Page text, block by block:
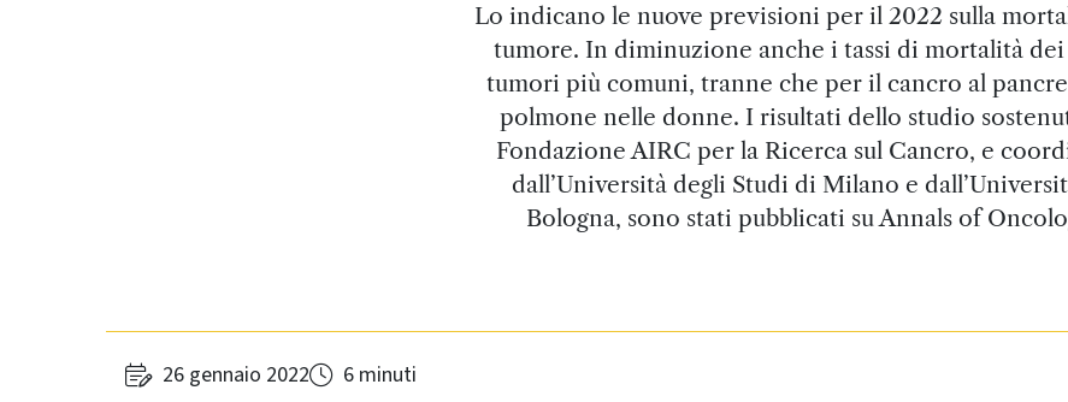
Lo indicano le nuove previsioni per il 2022 sulla
tumore. In diminuzione anche i tassi di mortalità
tumori più comuni, tranne che per il cancro al
polmone nelle donne. I risultati dello studio
Fondazione AIRC per la Ricerca sul Cancro, e
dall’Università degli Studi di Milano e
Bologna, sono stati pubblicati su Annals of
26 gennaio 2022 6 minuti